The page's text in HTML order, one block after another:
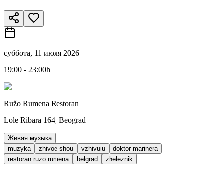
суббота, 11 июля 2026
19:00 - 23:00h
Ružo Rumena Restoran
Lole Ribara 164, Beograd
Живая музыка
muzyka
zhivoe shou vzhivuiu
doktor marinera
restoran ruzo rumena
belgrad zheleznik